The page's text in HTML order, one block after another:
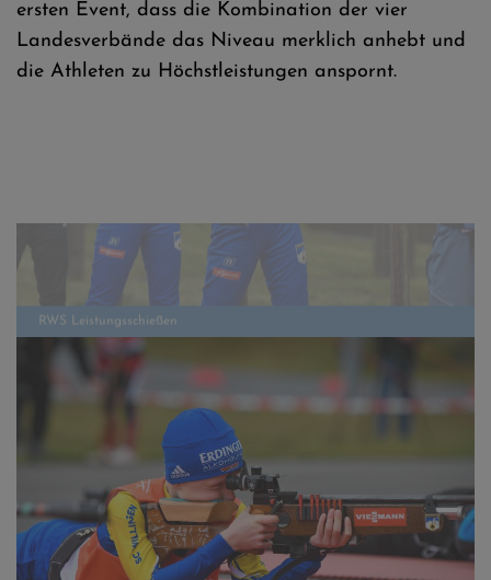
ersten Event, dass die Kombination der vier
Landesverbände das Niveau merklich anhebt und
die Athleten zu Höchstleistungen anspornt.
Fynn Müller - SC Willingen